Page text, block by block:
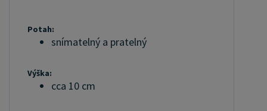
Potah:
snímatelný a pratelný
Výška:
cca 10 cm